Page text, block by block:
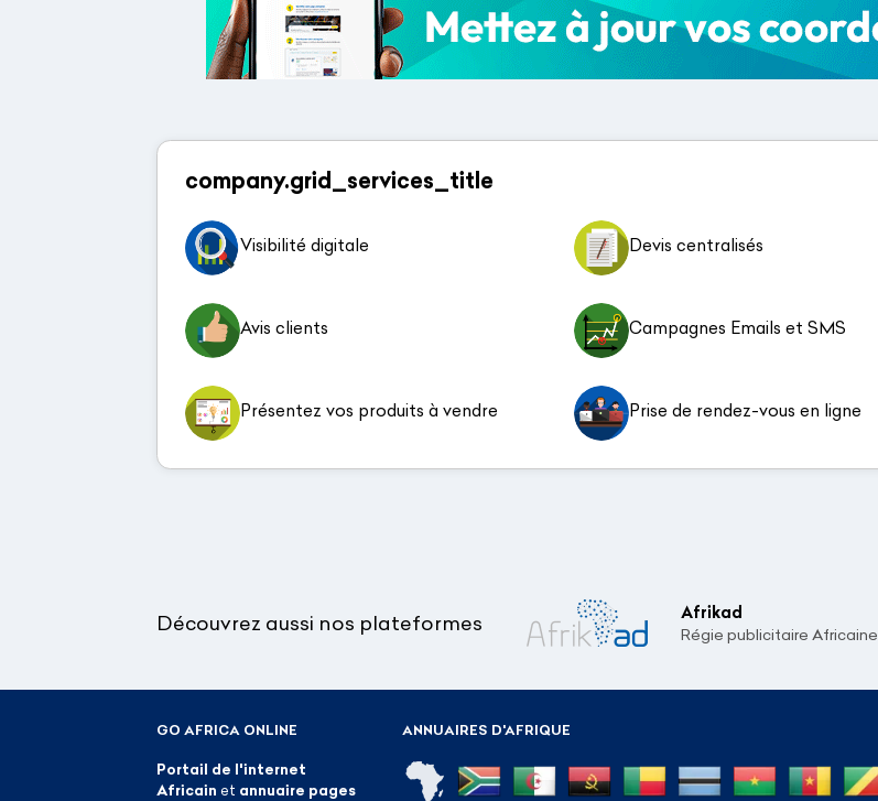
company.grid_services_title
Visibilité digitale Devis centralisés
Avis clients Campagnes Emails et SMS
Présentez vos produits à vendre Prise de rendez-vous en ligne
Découvrez aussi nos plateformes
Afrikad
Régie publicitaire Africaine.
ANNUAIRES D'AFRIQUE
GO AFRICA ONLINE
Portail de l'internet
Africain et annuaire pages